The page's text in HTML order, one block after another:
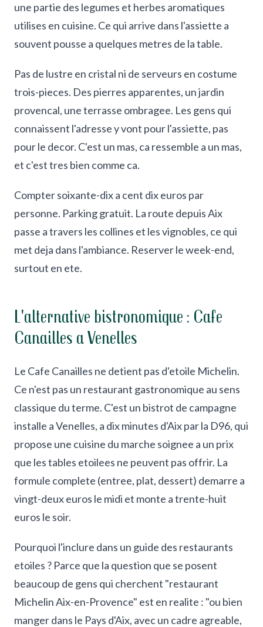
une partie des legumes et herbes aromatiques
utilises en cuisine. Ce qui arrive dans l'assiette a
souvent pousse a quelques metres de la table.
Pas de lustre en cristal ni de serveurs en costume
trois-pieces. Des pierres apparentes, un jardin
provencal, une terrasse ombragee. Les gens qui
connaissent l'adresse y vont pour l'assiette, pas
pour le decor. C'est un mas, ca ressemble a un mas,
et c'est tres bien comme ca.
Compter soixante-dix a cent dix euros par
personne. Parking gratuit. La route depuis Aix
passe a travers les collines et les vignobles, ce qui
met deja dans l'ambiance. Reserver le week-end,
surtout en ete.
L'alternative bistronomique : Cafe
Canailles a Venelles
Le Cafe Canailles ne detient pas d'etoile Michelin.
Ce n'est pas un restaurant gastronomique au sens
classique du terme. C'est un bistrot de campagne
installe a Venelles, a dix minutes d'Aix par la D96, qui
propose une cuisine du marche soignee a un prix
que les tables etoilees ne peuvent pas offrir. La
formule complete (entree, plat, dessert) demarre a
vingt-deux euros le midi et monte a trente-huit
euros le soir.
Pourquoi l'inclure dans un guide des restaurants
etoiles ? Parce que la question que se posent
beaucoup de gens qui cherchent "restaurant
Michelin Aix-en-Provence" est en realite : "ou bien
manger dans le Pays d'Aix, avec un cadre agreable,